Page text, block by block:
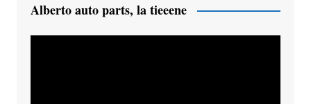
Alberto auto parts, la tieeene